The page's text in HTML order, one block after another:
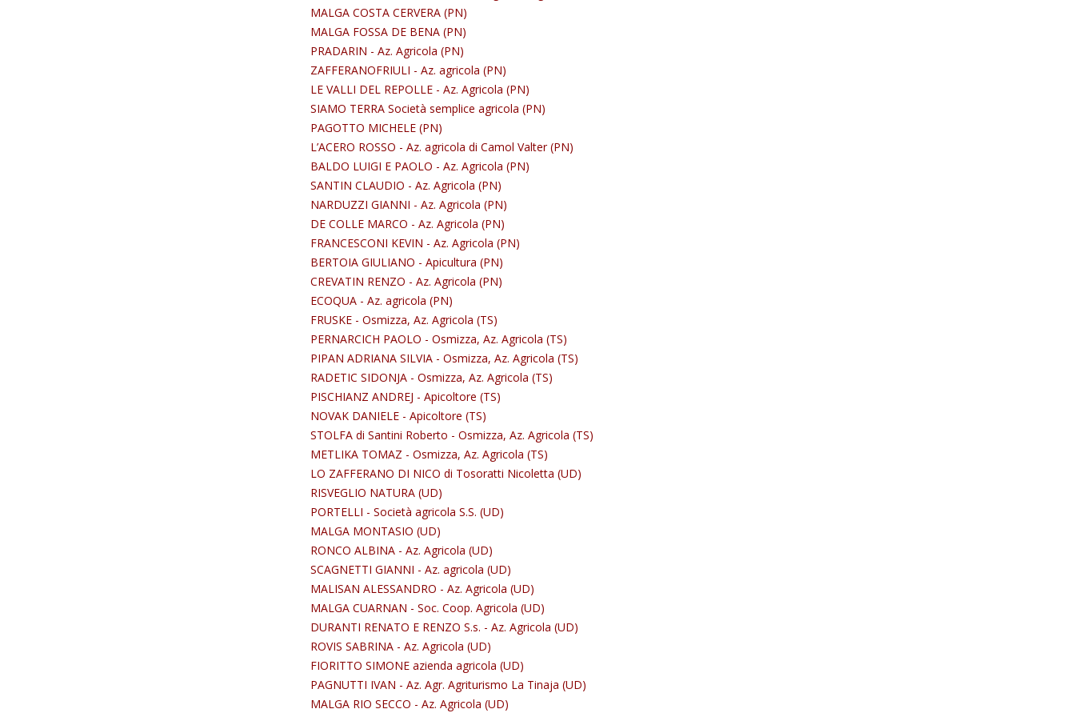
MALGA COSTA CERVERA (PN)
MALGA FOSSA DE BENA (PN)
PRADARIN - Az. Agricola (PN)
ZAFFERANOFRIULI - Az. agricola (PN)
LE VALLI DEL REPOLLE - Az. Agricola (PN)
SIAMO TERRA Società semplice agricola (PN)
PAGOTTO MICHELE (PN)
L’ACERO ROSSO - Az. agricola di Camol Valter (PN)
BALDO LUIGI E PAOLO - Az. Agricola (PN)
SANTIN CLAUDIO - Az. Agricola (PN)
NARDUZZI GIANNI - Az. Agricola (PN)
DE COLLE MARCO - Az. Agricola (PN)
FRANCESCONI KEVIN - Az. Agricola (PN)
BERTOIA GIULIANO - Apicultura (PN)
CREVATIN RENZO - Az. Agricola (PN)
ECOQUA - Az. agricola (PN)
FRUSKE - Osmizza, Az. Agricola (TS)
PERNARCICH PAOLO - Osmizza, Az. Agricola (TS)
PIPAN ADRIANA SILVIA - Osmizza, Az. Agricola (TS)
RADETIC SIDONJA - Osmizza, Az. Agricola (TS)
PISCHIANZ ANDREJ - Apicoltore (TS)
NOVAK DANIELE - Apicoltore (TS)
STOLFA di Santini Roberto - Osmizza, Az. Agricola (TS)
METLIKA TOMAZ - Osmizza, Az. Agricola (TS)
LO ZAFFERANO DI NICO di Tosoratti Nicoletta (UD)
RISVEGLIO NATURA (UD)
PORTELLI - Società agricola S.S. (UD)
MALGA MONTASIO (UD)
RONCO ALBINA - Az. Agricola (UD)
SCAGNETTI GIANNI - Az. agricola (UD)
MALISAN ALESSANDRO - Az. Agricola (UD)
MALGA CUARNAN - Soc. Coop. Agricola (UD)
DURANTI RENATO E RENZO S.s. - Az. Agricola (UD)
ROVIS SABRINA - Az. Agricola (UD)
FIORITTO SIMONE azienda agricola (UD)
PAGNUTTI IVAN - Az. Agr. Agriturismo La Tinaja (UD)
MALGA RIO SECCO - Az. Agricola (UD)